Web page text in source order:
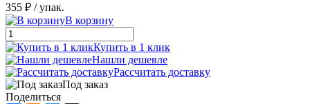
355 ₽ / упак.
В корзину
Купить в 1 клик
Нашли дешевле
Рассчитать доставку
Под заказ
Поделиться